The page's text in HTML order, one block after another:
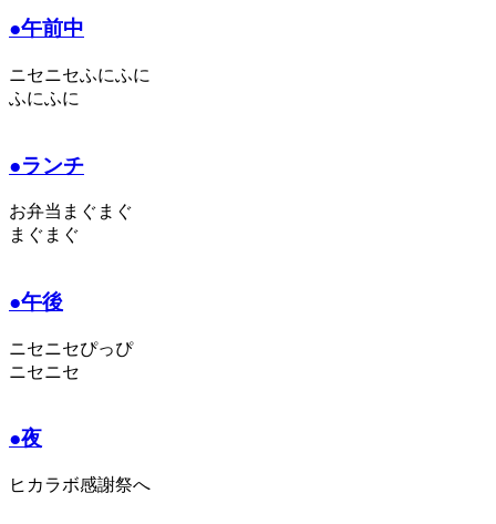
●午前中
ニセニセふにふに
ふにふに
●ランチ
お弁当まぐまぐ
まぐまぐ
●午後
ニセニセぴっぴ
ニセニセ
●夜
ヒカラボ感謝祭へ